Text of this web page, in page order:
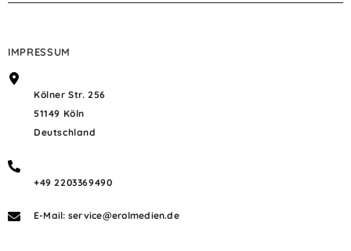
IMPRESSUM
Kölner Str. 256
51149 Köln
Deutschland
+49 2203369490
E-Mail: service@erolmedien.de